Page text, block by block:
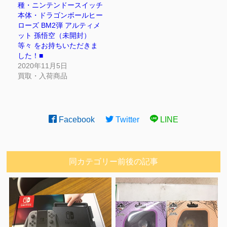
種・ニンテンドースイッチ
本体・ドラゴンボールヒー
ローズ BM2弾 アルティメ
ット 孫悟空（未開封）
等々 をお持ちいただきま
した！■
2020年11月5日
買取・入荷商品
Facebook Twitter LINE
同カテゴリー前後の記事